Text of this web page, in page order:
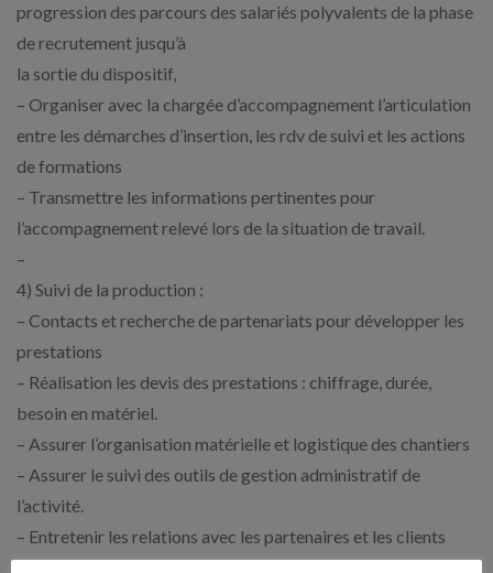
progression des parcours des salariés polyvalents de la phase
de recrutement jusqu’à
la sortie du dispositif,
– Organiser avec la chargée d’accompagnement l’articulation
entre les démarches d’insertion, les rdv de suivi et les actions
de formations
– Transmettre les informations pertinentes pour
l’accompagnement relevé lors de la situation de travail.
–
4) Suivi de la production :
– Contacts et recherche de partenariats pour développer les
prestations
– Réalisation les devis des prestations : chiffrage, durée,
besoin en matériel.
– Assurer l’organisation matérielle et logistique des chantiers
– Assurer le suivi des outils de gestion administratif de
l’activité.
– Entretenir les relations avec les partenaires et les clients